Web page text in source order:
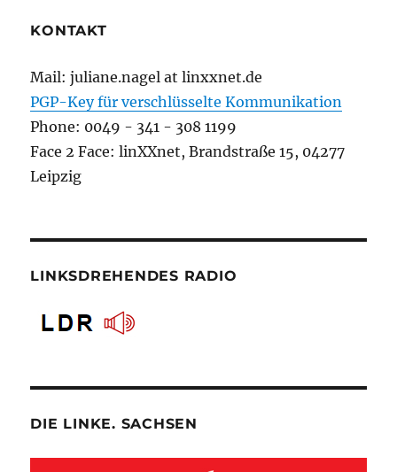
KONTAKT
Mail: juliane.nagel at linxxnet.de
PGP-Key für verschlüsselte Kommunikation
Phone: 0049 - 341 - 308 1199
Face 2 Face: linXXnet, Brandstraße 15, 04277
Leipzig
LINKSDREHENDES RADIO
DIE LINKE. SACHSEN